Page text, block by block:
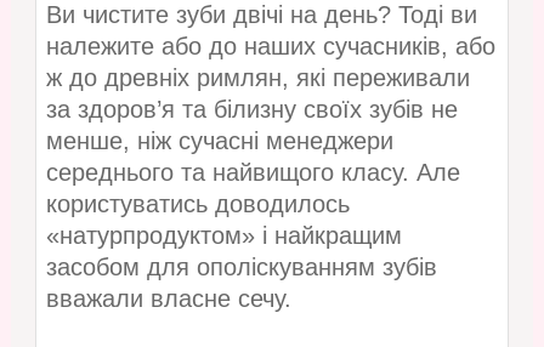
Ви чистите зуби двічі на день? Тоді ви
належите або до наших сучасників, або
ж до древніх римлян, які переживали
за здоров’я та білизну своїх зубів не
менше, ніж сучасні менеджери
середнього та найвищого класу. Але
користуватись доводилось
«натурпродуктом» і найкращим
засобом для ополіскуванням зубів
вважали власне сечу.